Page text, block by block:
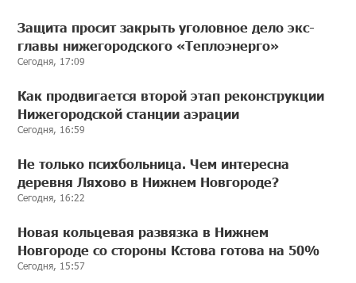
Защита просит закрыть уголовное дело экс-
главы нижегородского «Теплоэнерго»
Сегодня, 17:09
Как продвигается второй этап реконструкции
Нижегородской станции аэрации
Сегодня, 16:59
Не только психбольница. Чем интересна
деревня Ляхово в Нижнем Новгороде?
Сегодня, 16:22
Новая кольцевая развязка в Нижнем
Новгороде со стороны Кстова готова на 50%
Сегодня, 15:57